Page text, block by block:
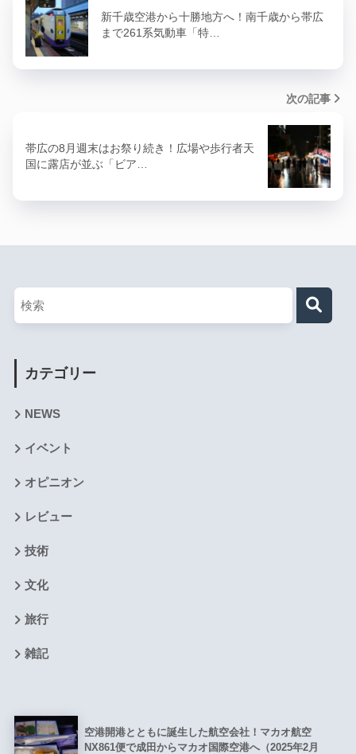
新千歳空港から十勝地方へ！南千歳から帯広
まで261系気動車「特…
次の記事
帯広の8月週末はお祭り続き！広場や歩行者天
国に露店が並ぶ「ビア…
カテゴリー
NEWS
イベント
オピニオン
レビュー
技術
文化
旅行
雑記
空港開港とともに誕生した航空会社！マカオ航空
NX861便で成田からマカオ国際空港へ（2025年2月